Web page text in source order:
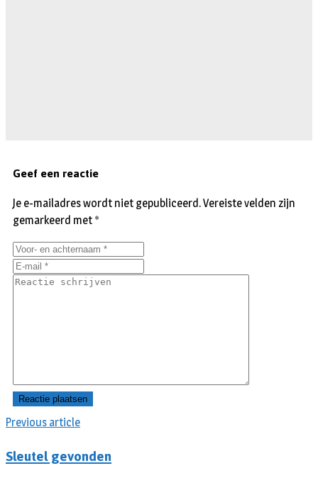
Previous article
Sleutel gevonden
Geef een reactie
Je e-mailadres wordt niet gepubliceerd.Vereiste velden zijn
gemarkeerd met *